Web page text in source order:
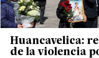
Huancavelica:
de la violencia